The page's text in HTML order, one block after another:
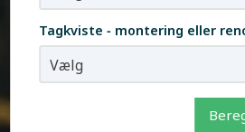
Tagkviste - montering eller